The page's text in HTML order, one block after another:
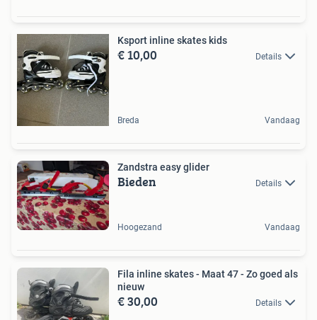
Ksport inline skates kids
€ 10,00 Details
Breda Vandaag
Zandstra easy glider
Bieden Details
Hoogezand Vandaag
Fila inline skates - Maat 47 - Zo goed als
nieuw
€ 30,00 Details